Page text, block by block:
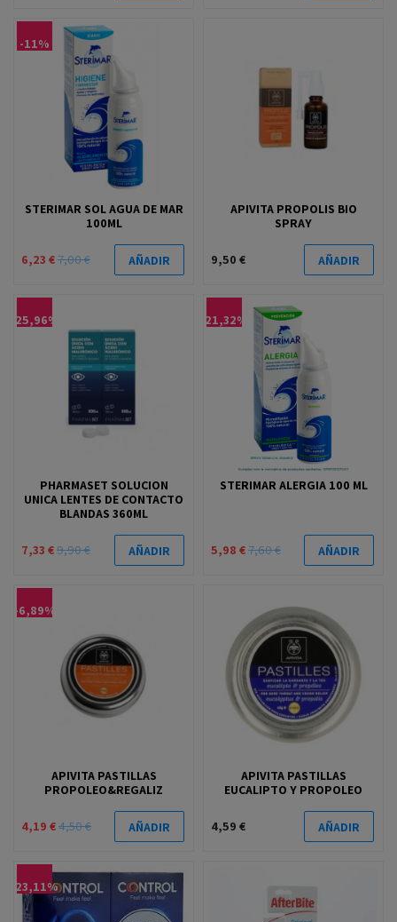
-11%
STERIMAR SOL AGUA DE MAR
100ML
6,23 €7,00 € AÑADIR
APIVITA PROPOLIS BIO
SPRAY
9,50 € AÑADIR
-25,96%
PHARMASET SOLUCION
UNICA LENTES DE CONTACTO
BLANDAS 360ML
7,33 €9,90 € AÑADIR
-21,32%
STERIMAR ALERGIA 100 ML
5,98 €7,60 € AÑADIR
-6,89%
APIVITA PASTILLAS
PROPOLEO&REGALIZ
4,19 €4,50 € AÑADIR
APIVITA PASTILLAS
EUCALIPTO Y PROPOLEO
4,59 € AÑADIR
-23,11%